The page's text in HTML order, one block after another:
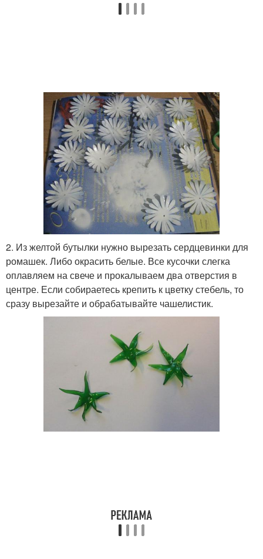
2. Из желтой бутылки нужно вырезать сердцевинки для
ромашек. Либо окрасить белые. Все кусочки слегка
оплавляем на свече и прокалываем два отверстия в
центре. Если собираетесь крепить к цветку стебель, то
сразу вырезайте и обрабатывайте чашелистик.